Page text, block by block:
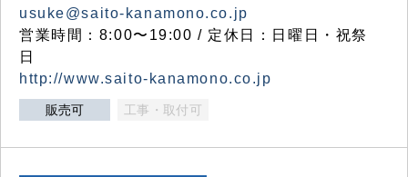
usuke@saito-kanamono.co.jp
営業時間：8:00〜19:00 / 定休日：日曜日・祝祭
日
http://www.saito-kanamono.co.jp
販売可 工事・取付可